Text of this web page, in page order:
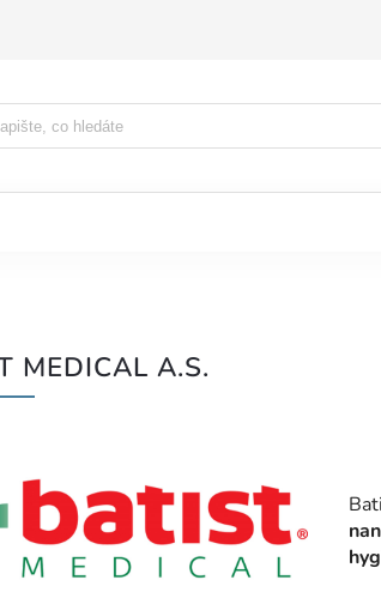
MEDICAL A.S.